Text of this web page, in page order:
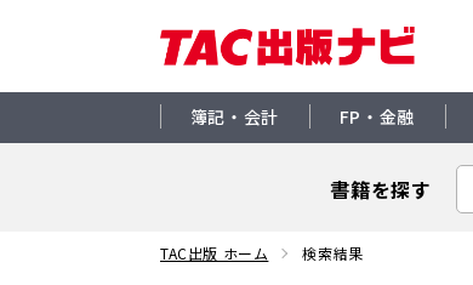
簿記・会計 FP・金融
書籍を探す
TAC出版 ホーム 検索結果